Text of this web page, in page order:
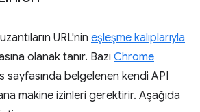
URL'nin eşleşme kalıplarıyla
olanak tanır. Bazı Chrome
sayfasında belgelenen kendi API
makine izinleri gerektirir. Aşağıda